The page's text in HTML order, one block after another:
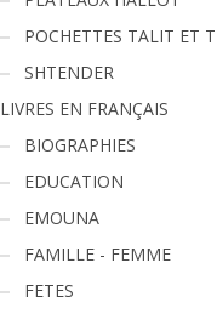
POCHETTES TALIT ET
SHTENDER
LIVRES EN FRANÇAIS
BIOGRAPHIES
EDUCATION
EMOUNA
FAMILLE - FEMME
FETES